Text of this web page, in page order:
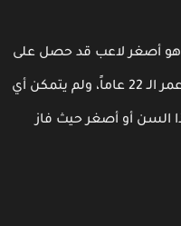
هو أصغر لاعب قد حصل على
جائزة الكرة الذهبية في التاريخ وهو في عمر الـ 22 عاماً، ولم يتمكن أي
أو أصغر حيث فاز